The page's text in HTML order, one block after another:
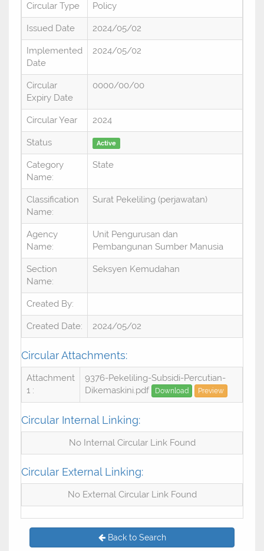
Circular Type Policy
Issued Date 2024/05/02
Implemented
Date
2024/05/02
Circular
Expiry Date
0000/00/00
Circular Year 2024
Status Active
Category
Name:
State
Classification
Name:
Surat Pekeliling (perjawatan)
Agency
Name:
Unit Pengurusan dan
Pembangunan Sumber Manusia
Section
Name:
Seksyen Kemudahan
Created By:
Created Date: 2024/05/02
Circular Attachments:
Attachment
1 :
9376-Pekeliling-Subsidi-Percutian-
Dikemaskini.pdf
Download Preview
Circular Internal Linking:
No Internal Circular Link Found
Circular External Linking:
No External Circular Link Found
Back to Search